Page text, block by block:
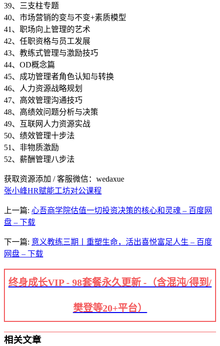
39、三支柱专题
40、市场营销的变与不变+素质模型
41、职场向上管理的艺术
42、任职资格与员工发展
43、教练式管理与激励技巧
44、OD概念篇
45、成功管理者角色认知与转换
46、人力资源战略规划
47、高效管理沟通技巧
48、高绩效问题分析与决策
49、互联网人力资源实战
50、绩效管理十步法
51、非物质激励
52、薪酬管理八步法
获取资源添加 / 客服微信：wedaxue
张小峰HR赋能工坊对公课程
上一篇: 心吾商学院估值一切投资决策的核心和灵魂 – 百度网
盘 – 下载
下一篇: 意义教练三期丨重塑生命，活出喜悦富足人生 – 百度
网盘 – 下载
终身成长VIP - 98套餐永久更新 -（含混沌/得到/
樊登等20+平台）
相关文章